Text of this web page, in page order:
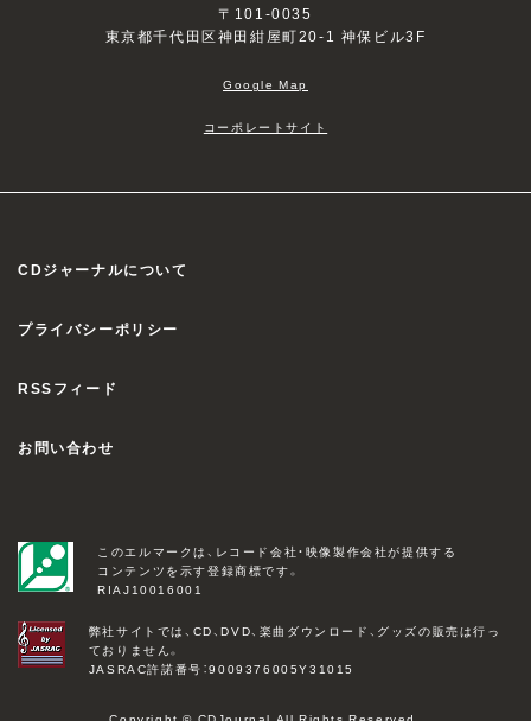
〒101-0035
東京都千代田区神田紺屋町20-1 神保ビル3F
Google Map
コーポレートサイト
CDジャーナルについて
プライバシーポリシー
RSSフィード
お問い合わせ
このエルマークは、レコード会社・映像製作会社が提供する
コンテンツを示す登録商標です。
RIAJ10016001
弊社サイトでは、CD、DVD、楽曲ダウンロード、グッズの販売は行っ
ておりません。
JASRAC許諾番号：9009376005Y31015